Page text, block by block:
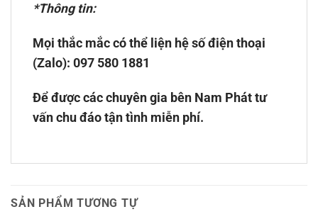
*Thông tin:
Mọi thắc mắc có thể liện hệ số điện thoại
(Zalo): 097 580 1881
Để được các chuyên gia bên Nam Phát tư
vấn chu đáo tận tình miễn phí.
SẢN PHẨM TƯƠNG TỰ